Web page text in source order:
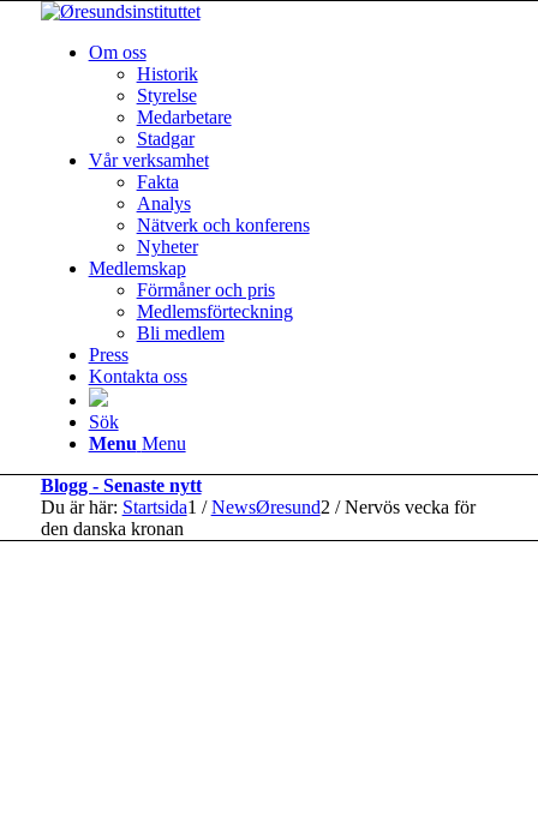
Om oss
Historik
Styrelse
Medarbetare
Stadgar
Vår verksamhet
Fakta
Analys
Nätverk och konferens
Nyheter
Medlemskap
Förmåner och pris
Medlemsförteckning
Bli medlem
Press
Kontakta oss
Sök
Menu Menu
Blogg - Senaste nytt
Du är här: Startsida1 / NewsØresund2 / Nervös vecka för
den danska kronan